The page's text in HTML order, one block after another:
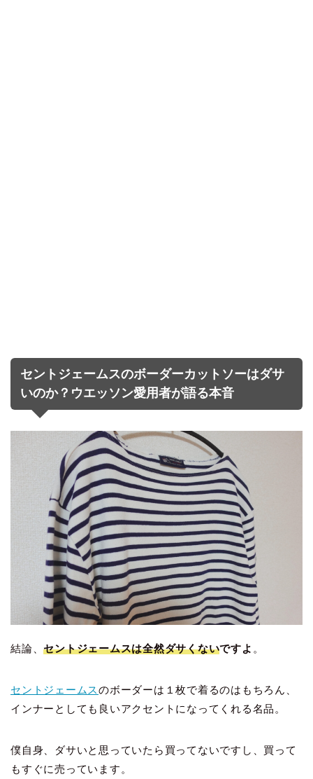
セントジェームスのボーダーカットソーはダサ
いのか？ウエッソン愛用者が語る本音
結論、セントジェームスは全然ダサくないですよ 。
セントジェームスのボーダーは１枚で着るのはもちろん、
インナーとしても良いアクセントになってくれる名品。
僕自身、ダサいと思っていたら買ってないですし、買って
もすぐに売っています。